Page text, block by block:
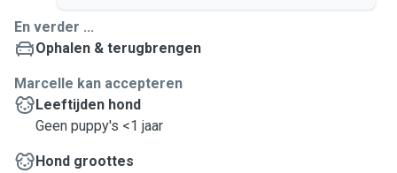
En verder ...
Ophalen & terugbrengen
Marcelle kan accepteren
Leeftijden hond
Geen puppy's <1 jaar
Hond groottes